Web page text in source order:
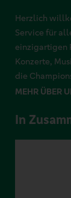
Herzlich
Service für
einzigartigen
Konzerte,
die
MEHR ÜBER
In